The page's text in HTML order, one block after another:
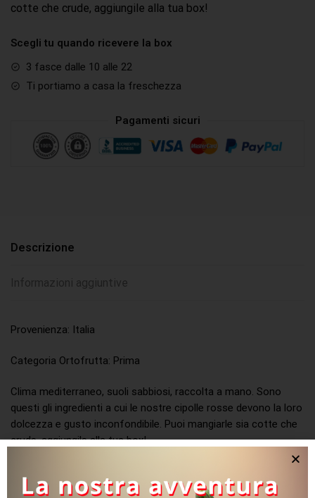
cotte che crude, aggiungile alla tua box!
Scegli tu quando ricevere la box
3 fasce dalle 10 alle 22
Ti portiamo a casa la freschezza
Pagamenti sicuri
Descrizione
Informazioni aggiuntive
Provenienza: Italia
Categoria Ortofrutta: Prima
Clima mediterraneo, suoli sabbiosi, raccolta a mano. Sono
questi gli ingredienti a cui le nostre cipolle rosse devono la loro
dolcezza e gusto inconfondibile. Puoi mangiarle sia cotte che
crude, aggiungile alla tua box!
Categoria: Verdura